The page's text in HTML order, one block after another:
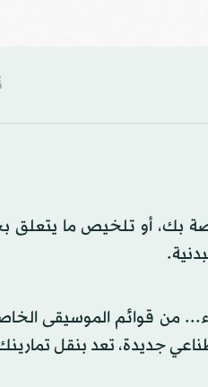
بك، أو تلخيص ما
من قوائم الموسيقى
جديدة، تعد بنقل